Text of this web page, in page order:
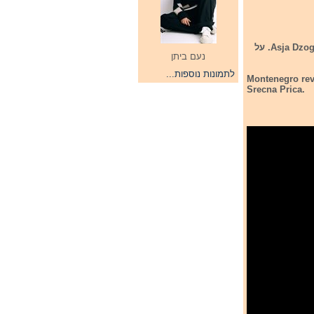
נעם ביתן
לתמונות נוספות...
מונטמגרו חשפה את שירה לתחרות אירוויזיון הילדים 2025. מונטינגרו מיוצגת השנה על ידי Asja Dzogovic. על
Montenegro
Srecna Prica.